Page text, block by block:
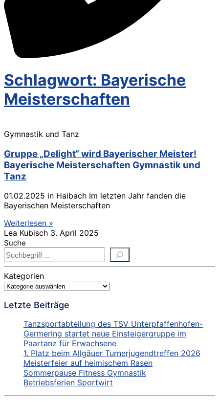
Schlagwort: Bayerische
Meisterschaften
Gymnastik und Tanz
Gruppe „Delight“ wird Bayerischer Meister!
Bayerische Meisterschaften Gymnastik und
Tanz
01.02.2025 in Haibach Im letzten Jahr fanden die
Bayerischen Meisterschaften
Weiterlesen »
Lea Kubisch 3. April 2025
Suche
Kategorien
Letzte Beiträge
Tanzsportabteilung des TSV Unterpfaffenhofen-
Germering startet neue Einsteigergruppe im
Paartanz für Erwachsene
1. Platz beim Allgäuer Turnerjugendtreffen 2026
Meisterfeier auf heimischem Rasen
Sommerpause Fitness Gymnastik
Betriebsferien Sportwirt